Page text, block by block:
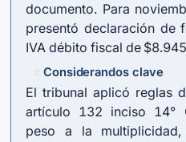
documento. Para
presentó declaración de
IVA débito fiscal de
Considerandos clave
El tribunal aplicó reglas
artículo 132 inciso 14°
peso a la